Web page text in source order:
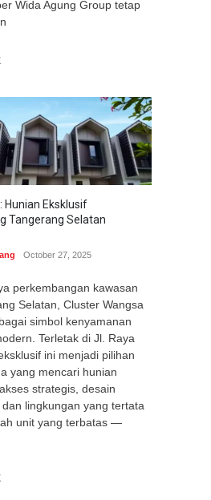
Wida Agung Group tetap
Hunian Eksklusif
Tangerang Selatan
October 27, 2025
perkembangan kawasan
Selatan, Cluster Wangsa
simbol kenyamanan
Terletak di Jl. Raya
ini menjadi pilihan
yang mencari hunian
strategis, desain
lingkungan yang tertata
unit yang terbatas —